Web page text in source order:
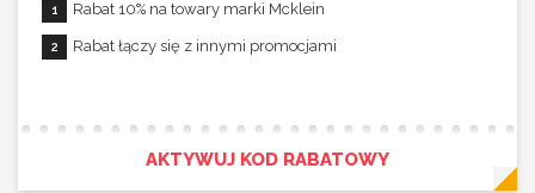
Rabat 10% na towary marki Mcklein
Rabat łączy się z innymi promocjami
AKTYWUJ KOD RABATOWY